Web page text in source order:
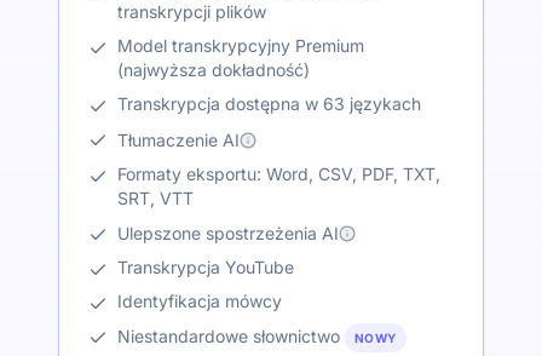
transkrypcji plików
Model transkrypcyjny Premium
(najwyższa dokładność)
Transkrypcja dostępna w 63 językach
Tłumaczenie AI
Formaty eksportu: Word, CSV, PDF, TXT,
SRT, VTT
Ulepszone spostrzeżenia AI
Transkrypcja YouTube
Identyfikacja mówcy
Niestandardowe słownictwo
NOWY